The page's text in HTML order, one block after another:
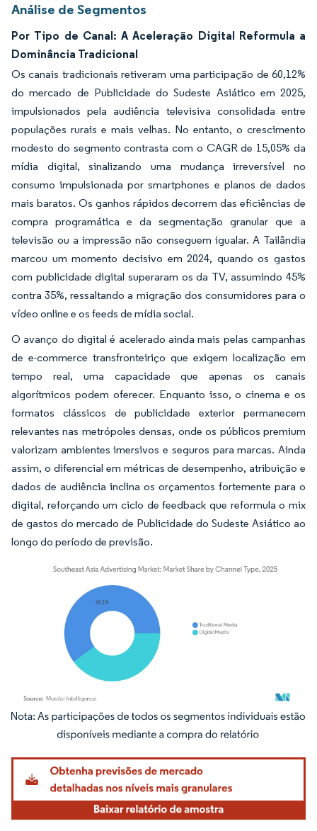
Análise de Segmentos
Por Tipo de Canal: A Aceleração Digital Reformula a
Dominância Tradicional
Os canais tradicionais retiveram uma participação de 60,12%
do mercado de Publicidade do Sudeste Asiático em 2025,
impulsionados pela audiência televisiva consolidada entre
populações rurais e mais velhas. No entanto, o crescimento
modesto do segmento contrasta com o CAGR de 15,05% da
mídia digital, sinalizando uma mudança irreversível no
consumo impulsionada por smartphones e planos de dados
mais baratos. Os ganhos rápidos decorrem das eficiências de
compra programática e da segmentação granular que a
televisão ou a impressão não conseguem igualar. A Tailândia
marcou um momento decisivo em 2024, quando os gastos
com publicidade digital superaram os da TV, assumindo 45%
contra 35%, ressaltando a migração dos consumidores para o
vídeo online e os feeds de mídia social.
O avanço do digital é acelerado ainda mais pelas campanhas
de e-commerce transfronteiriço que exigem localização em
tempo real, uma capacidade que apenas os canais
algorítmicos podem oferecer. Enquanto isso, o cinema e os
formatos clássicos de publicidade exterior permanecem
relevantes nas metrópoles densas, onde os públicos premium
valorizam ambientes imersivos e seguros para marcas. Ainda
assim, o diferencial em métricas de desempenho, atribuição e
dados de audiência inclina os orçamentos fortemente para o
digital, reforçando um ciclo de feedback que reformula o mix
de gastos do mercado de Publicidade do Sudeste Asiático ao
longo do período de previsão.
Imagem © Mordor Intelligence. O reuso requer atribuição conforme CC BY 4.0.